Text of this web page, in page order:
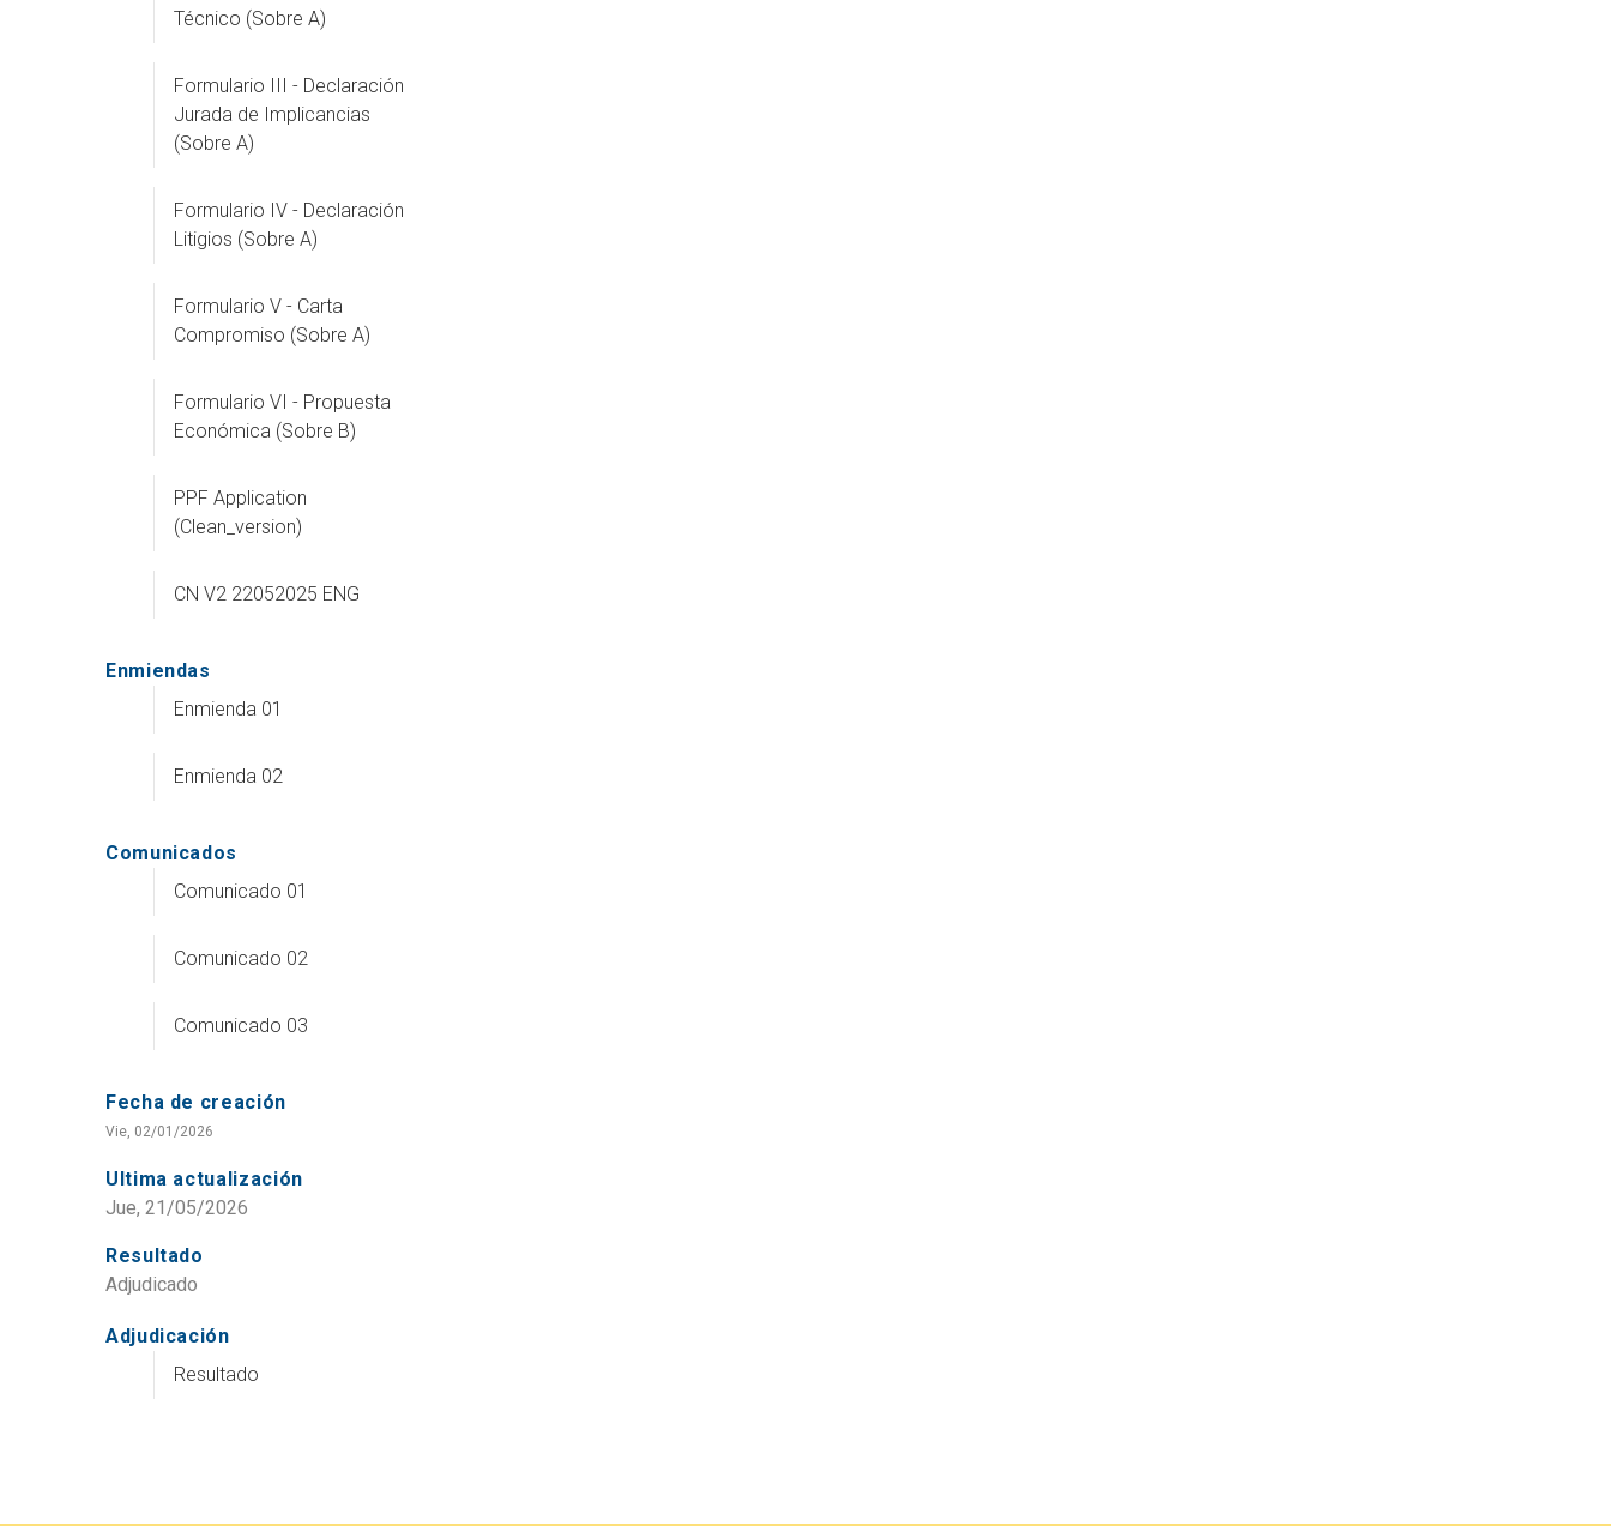
Técnico (Sobre A)
Formulario III - Declaración
Jurada de Implicancias
(Sobre A)
Formulario IV - Declaración
Litigios (Sobre A)
Formulario V - Carta
Compromiso (Sobre A)
Formulario VI - Propuesta
Económica (Sobre B)
PPF Application
(Clean_version)
CN V2 22052025 ENG
Enmiendas
Enmienda 01
Enmienda 02
Comunicados
Comunicado 01
Comunicado 02
Comunicado 03
Fecha de creación
Vie, 02/01/2026
Ultima actualización
Jue, 21/05/2026
Resultado
Adjudicado
Adjudicación
Resultado